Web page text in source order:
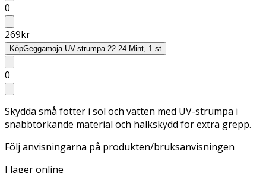
0
269kr
KöpGeggamoja UV-strumpa 22-24 Mint, 1 st
0
Skydda små fötter i sol och vatten med UV-strumpa i
snabbtorkande material och halkskydd för extra grepp.
Följ anvisningarna på produkten/bruksanvisningen
I lager online